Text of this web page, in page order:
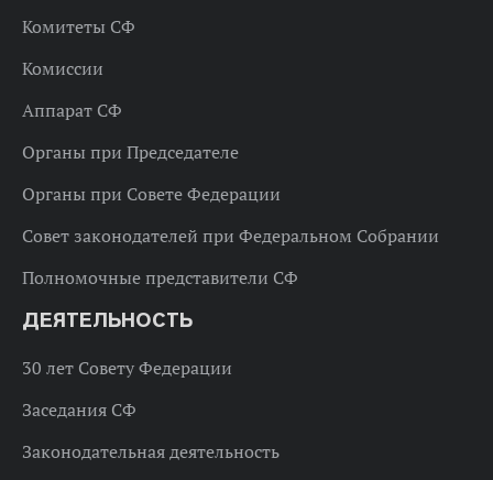
Комитеты СФ
Комиссии
Аппарат СФ
Органы при Председателе
Органы при Совете Федерации
Совет законодателей при Федеральном Собрании
Полномочные представители СФ
ДЕЯТЕЛЬНОСТЬ
30 лет Совету Федерации
Заседания СФ
Законодательная деятельность